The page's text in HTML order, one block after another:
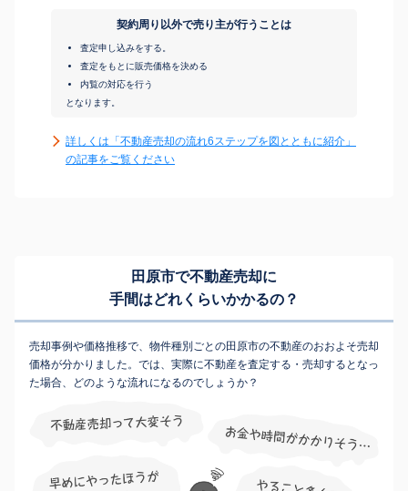
契約周り以外で売り主が行うことは
査定申し込みをする。
査定をもとに販売価格を決める
内覧の対応を行う
となります。
詳しくは「不動産売却の流れ6ステップを図とともに紹介」
の記事をご覧ください
田原市で不動産売却に
手間はどれくらいかかるの？
売却事例や価格推移で、物件種別ごとの田原市の不動産のおおよそ売却
価格が分かりました。では、実際に不動産を査定する・売却するとなっ
た場合、どのような流れになるのでしょうか？